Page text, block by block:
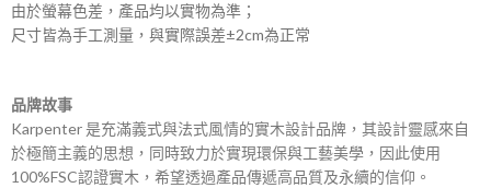
由於螢幕色差，產品均以實物為準；
尺寸皆為手工測量，與實際誤差±2cm為正常
品牌故事
Karpenter 是充滿義式與法式風情的實木設計品牌，其設計靈感來自
於極簡主義的思想，同時致力於實現環保與工藝美學，因此使用
100%FSC認證實木，希望透過產品傳遞高品質及永續的信仰。